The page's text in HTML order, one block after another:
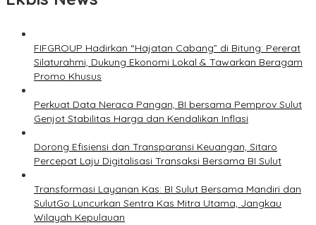
FIFGROUP Hadirkan “Hajatan Cabang” di Bitung: Pererat
Silaturahmi, Dukung Ekonomi Lokal & Tawarkan Beragam
Promo Khusus
Perkuat Data Neraca Pangan, BI bersama Pemprov Sulut
Genjot Stabilitas Harga dan Kendalikan Inflasi
Dorong Efisiensi dan Transparansi Keuangan, Sitaro
Percepat Laju Digitalisasi Transaksi Bersama BI Sulut
Transformasi Layanan Kas: BI Sulut Bersama Mandiri dan
SulutGo Luncurkan Sentra Kas Mitra Utama, Jangkau
Wilayah Kepulauan